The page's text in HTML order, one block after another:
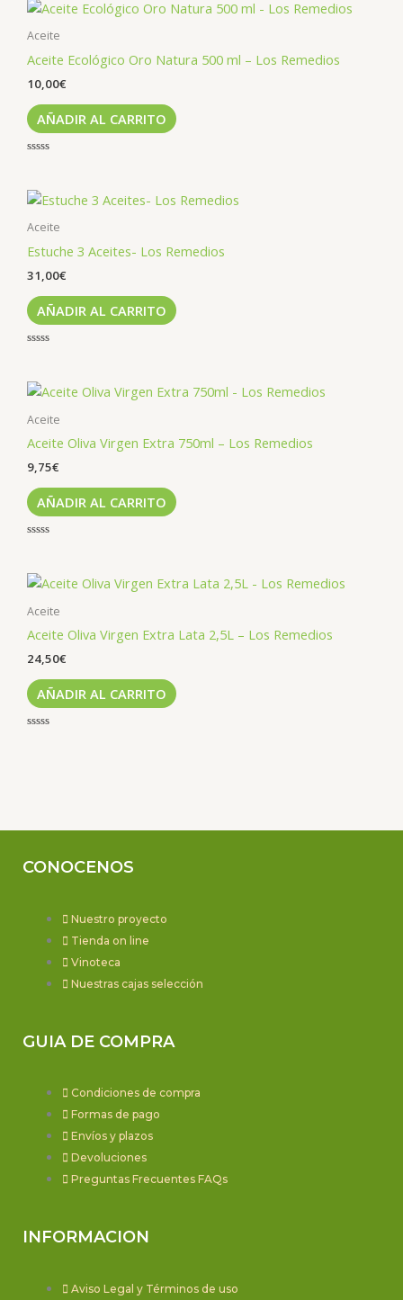
de
5
Aceite
Aceite Ecológico Oro Natura 500 ml – Los Remedios
10,00€
AÑADIR AL CARRITO
de
5
Aceite
Estuche 3 Aceites- Los Remedios
31,00€
AÑADIR AL CARRITO
de
5
Aceite
Aceite Oliva Virgen Extra 750ml – Los Remedios
9,75€
AÑADIR AL CARRITO
de
5
Aceite
Aceite Oliva Virgen Extra Lata 2,5L – Los Remedios
24,50€
AÑADIR AL CARRITO
CONOCENOS
Nuestro proyecto
Tienda on line
Vinoteca
Nuestras cajas selección
GUIA DE COMPRA
Condiciones de compra
Formas de pago
Envíos y plazos
Devoluciones
Preguntas Frecuentes FAQs
INFORMACION
Aviso Legal y Términos de uso